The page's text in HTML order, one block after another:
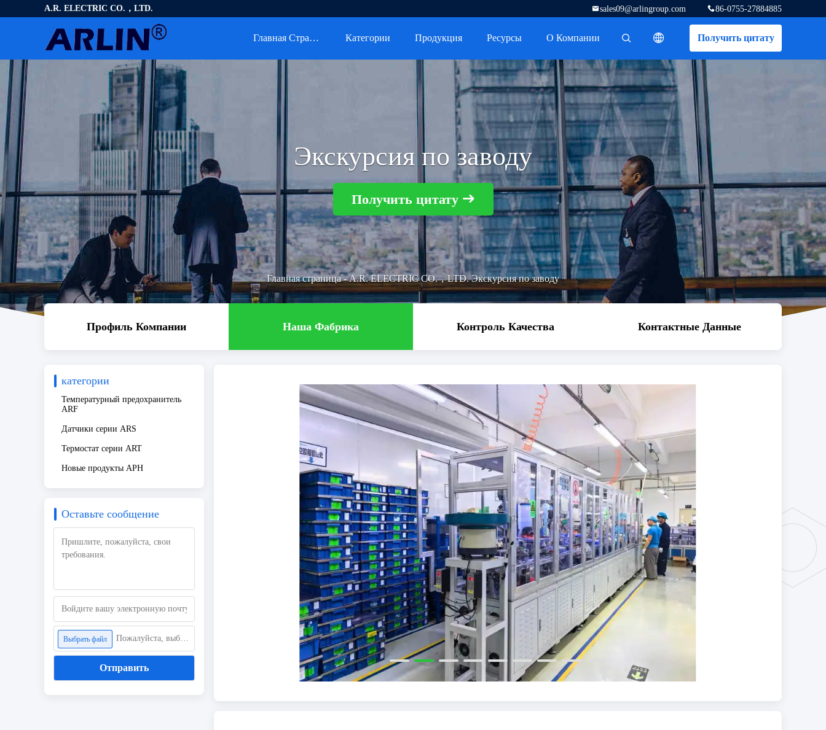
A.R. ELECTRIC CO.，LTD. 86-0755-27884885
sales09@arlingroup.com
Получить цитату
描述
Главная Страница Категории Продукция Ресурсы О Компании
Экскурсия по заводу
Получить цитату
Главная страница-A.R. ELECTRIC CO.，LTD. Экскурсия по заводу
Профиль Компании Наша Фабрика Контроль Качества Контактные Данные
категории
Температурный предохранитель
ARF
Датчики серии ARS
Термостат серии ART
Новые продукты АРН
Оставьте сообщение
Выбрать файл Пожалуйста, выберите файл
Отправить